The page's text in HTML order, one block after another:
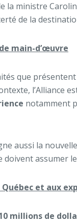
la ministre
de la
main-d’œuvre
que
l’Alliance
notamment
aussi la nouvelle
assumer
Québec et aux
millions de